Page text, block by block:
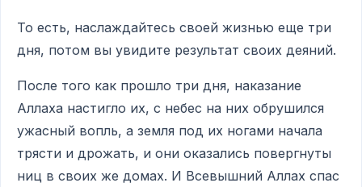
То есть, наслаждайтесь своей жизнью еще три
дня, потом вы увидите результат своих деяний.
После того как прошло три дня, наказание
Аллаха настигло их, с небес на них обрушился
ужасный вопль, а земля под их ногами начала
трясти и дрожать, и они оказались повергнуты
ниц в своих же домах. И Всевышний Аллах спас